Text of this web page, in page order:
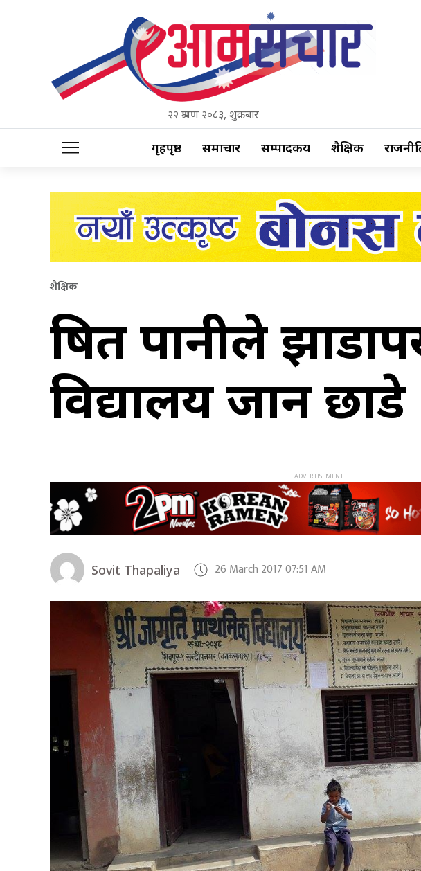
२२ श्रावण २०८३, शुक्रबार
गृहपृष्ठ समाचार सम्पादकीय शैक्षिक
शैक्षिक
दुषित पानीले
विद्यालय जान छाडे
Sovit Thapaliya 26 March 2017 07:51 AM